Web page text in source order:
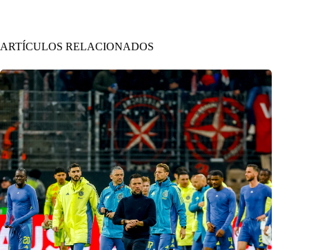
ARTÍCULOS RELACIONADOS